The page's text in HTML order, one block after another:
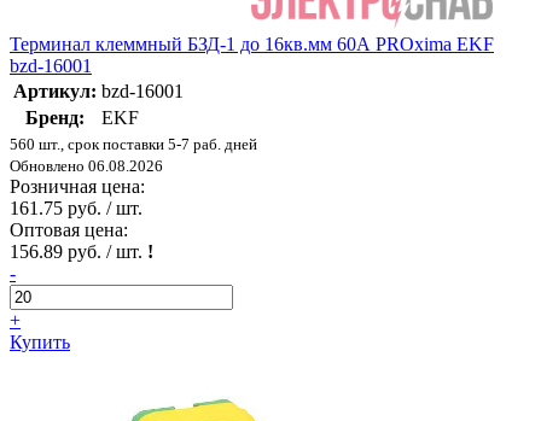
Терминал клеммный БЗД-1 до 16кв.мм 60А PROxima EKF
bzd-16001
Артикул: bzd-16001
Бренд:
EKF
560 шт., срок поставки 5-7 раб. дней
Обновлено 06.08.2026
Розничная цена:
161.75 руб. / шт.
Оптовая цена:
156.89 руб. / шт. !
-
+
Купить